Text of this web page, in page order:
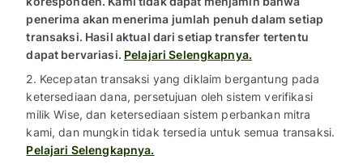
penerima akan menerima jumlah penuh dalam setiap
transaksi. Hasil aktual dari setiap transfer tertentu
dapat bervariasi. Pelajari Selengkapnya.
2. Kecepatan transaksi yang diklaim bergantung pada
ketersediaan dana, persetujuan oleh sistem verifikasi
milik Wise, dan ketersediaan sistem perbankan mitra
kami, dan mungkin tidak tersedia untuk semua transaksi.
Pelajari Selengkapnya.